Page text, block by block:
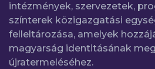
intézmények, szervezetek,
színterek közigazgatási
felleltározása, amelyek
magyarság identitásának
újratermeléséhez.